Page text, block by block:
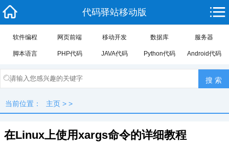
代码驿站移动版
软件编程 网页前端 移动开发 数据库 服务器
脚本语言 PHP代码 JAVA代码 Python代码 Android代码
当前位置： 主页 > >
在Linux上使用xargs命令的详细教程